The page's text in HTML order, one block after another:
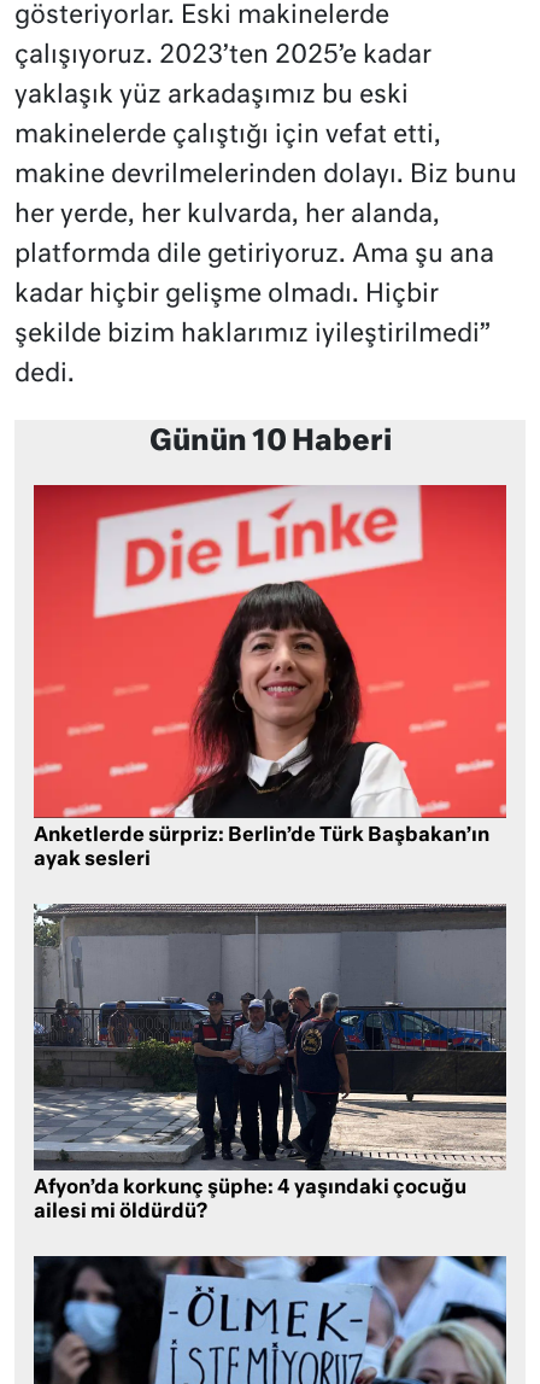
gösteriyorlar. Eski makinelerde
çalışıyoruz. 2023’ten 2025’e kadar
yaklaşık yüz arkadaşımız bu eski
makinelerde çalıştığı için vefat etti,
makine devrilmelerinden dolayı. Biz bunu
her yerde, her kulvarda, her alanda,
platformda dile getiriyoruz. Ama şu ana
kadar hiçbir gelişme olmadı. Hiçbir
şekilde bizim haklarımız iyileştirilmedi”
dedi.
Günün 10 Haberi
Anketlerde sürpriz: Berlin’de Türk Başbakan’ın
ayak sesleri
Afyon’da korkunç şüphe: 4 yaşındaki çocuğu
ailesi mi öldürdü?